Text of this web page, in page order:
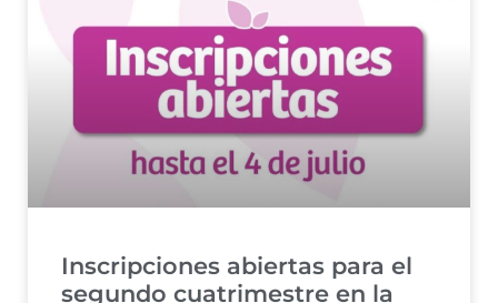
Inscripciones abiertas para el
segundo cuatrimestre en la